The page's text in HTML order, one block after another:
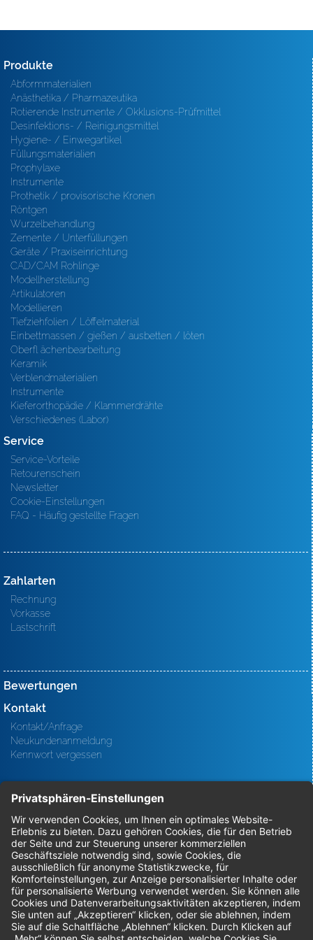
Produkte
Abformmaterialien
Anästhetika / Pharmazeutika
Rotierende Instrumente / Okklusions-Prüfmittel
Desinfektions- / Reinigungsmittel
Hygiene- / Einwegartikel
Füllungsmaterialien
Prophylaxe
Instrumente
Prothetik / provisorische Kronen
Röntgen
Wurzelbehandlung
Zemente / Unterfüllungen
Geräte / Praxiseinrichtung
CAD/CAM Rohlinge
Modellherstellung
Artikulatoren
Modellieren
Tiefziehfolien / Löffelmaterial
Einbettmassen / gießen / ausbetten / löten
Oberfl ächenbearbeitung
Keramik
Verblendmaterialien
Instrumente
Kieferorthopädie / Klammerdrähte
Verschiedenes (Labor)
Service
Service-Vorteile
Retourenschein
Newsletter
Cookie-Einstellungen
FAQ - Häufig gestellte Fragen
Zahlarten
Rechnung
Vorkasse
Lastschrift
Bewertungen
Kontakt
Kontakt/Anfrage
Neukundenanmeldung
Kennwort vergessen
Bestellungen
Sendung verfolgen